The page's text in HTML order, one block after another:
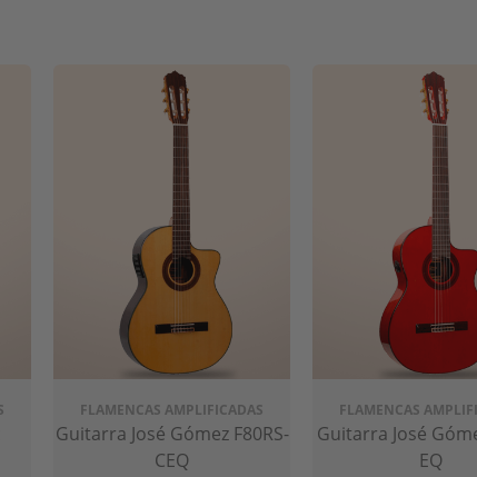
incluye una amplia variedad de
para músicos de nivel medio, la marca tiene una guitarra
con maderas nobles como el cedro y el
calidad, comodidad y durabilidad. Cada guitarra es
FLAMENCAS AMPLIFICADAS
Guitarra José Gómez F80RS-
CEQ
FLAMENCAS
Guitarra José
EQ